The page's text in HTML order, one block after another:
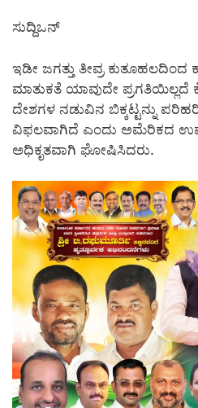
ಸುದ್ದಿಒನ್
ಇಡೀ ಜಗತ್ತು ತೀವ್ರ
ಮಾತುಕತೆ ಯಾವುದೇ
ದೇಶಗಳ ನಡುವಿನ ಬಿಕ್ಕಟ್ಟನ್ನು
ವಿಫಲವಾಗಿದೆ ಎಂದು ಅಮೆರಿಕದ
ಅಧಿಕೃತವಾಗಿ ಘೋಷಿಸಿದರು.